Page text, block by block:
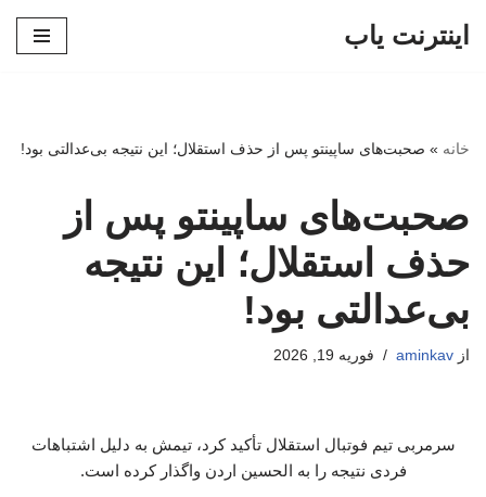
اینترنت یاب
خانه » صحبت‌های ساپینتو پس از حذف استقلال؛ این نتیجه بی‌عدالتی بود!
صحبت‌های ساپینتو پس از
حذف استقلال؛ این نتیجه
بی‌عدالتی بود!
از aminkav فوریه 19, 2026
سرمربی تیم فوتبال استقلال تأکید کرد، تیمش به دلیل اشتباهات
فردی نتیجه را به الحسین اردن واگذار کرده است.